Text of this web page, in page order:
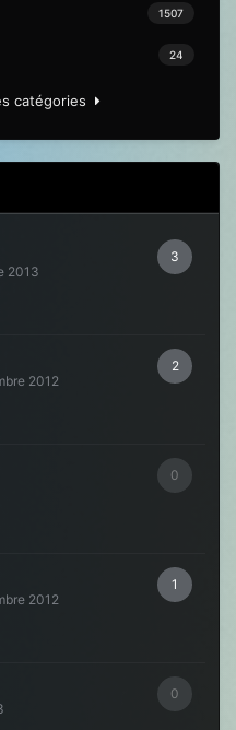
1507
24
catégories
3
2013
2
2012
0
1
2012
0